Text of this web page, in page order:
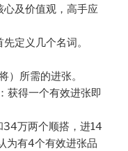
心及价值观，高手应
定义几个名词。
）所需的进张。
获得一个有效进张即
万两个顺搭，进14
为有4个有效进张品